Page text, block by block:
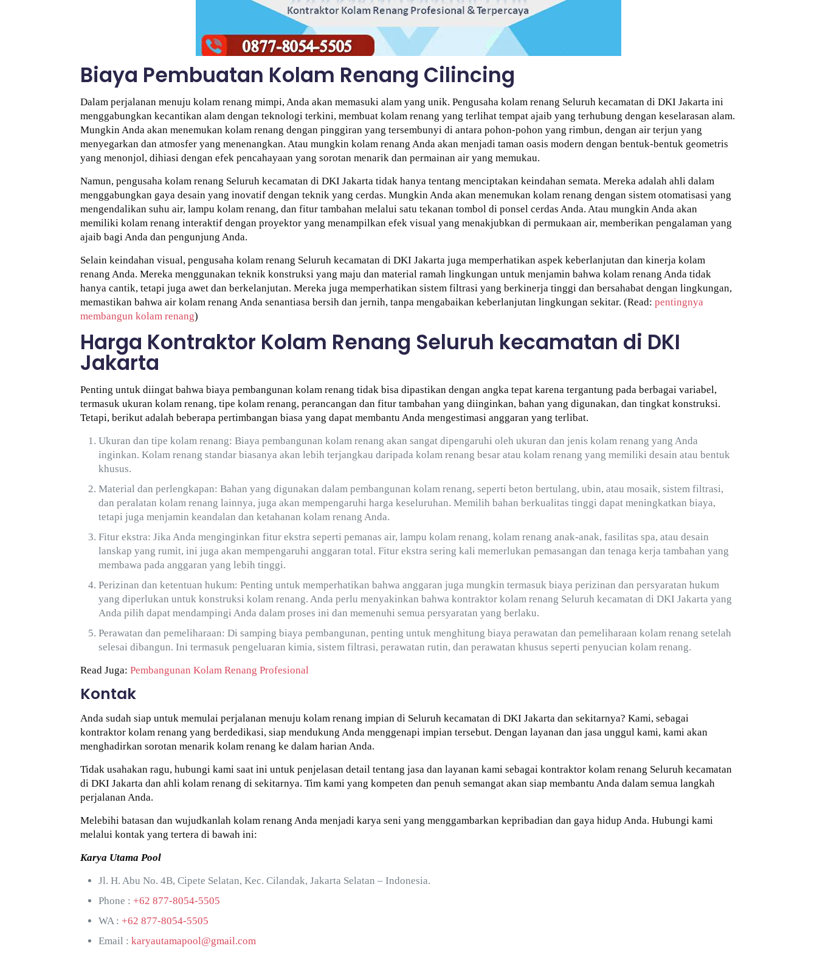
Biaya Pembuatan Kolam Renang Cilincing
Dalam perjalanan menuju kolam renang mimpi, Anda akan memasuki alam yang unik. Pengusaha kolam renang Seluruh kecamatan di DKI Jakarta ini
menggabungkan kecantikan alam dengan teknologi terkini, membuat kolam renang yang terlihat tempat ajaib yang terhubung dengan keselarasan alam.
Mungkin Anda akan menemukan kolam renang dengan pinggiran yang tersembunyi di antara pohon-pohon yang rimbun, dengan air terjun yang
menyegarkan dan atmosfer yang menenangkan. Atau mungkin kolam renang Anda akan menjadi taman oasis modern dengan bentuk-bentuk geometris
yang menonjol, dihiasi dengan efek pencahayaan yang sorotan menarik dan permainan air yang memukau.
Namun, pengusaha kolam renang Seluruh kecamatan di DKI Jakarta tidak hanya tentang menciptakan keindahan semata. Mereka adalah ahli dalam
menggabungkan gaya desain yang inovatif dengan teknik yang cerdas. Mungkin Anda akan menemukan kolam renang dengan sistem otomatisasi yang
mengendalikan suhu air, lampu kolam renang, dan fitur tambahan melalui satu tekanan tombol di ponsel cerdas Anda. Atau mungkin Anda akan
memiliki kolam renang interaktif dengan proyektor yang menampilkan efek visual yang menakjubkan di permukaan air, memberikan pengalaman yang
ajaib bagi Anda dan pengunjung Anda.
Selain keindahan visual, pengusaha kolam renang Seluruh kecamatan di DKI Jakarta juga memperhatikan aspek keberlanjutan dan kinerja kolam
renang Anda. Mereka menggunakan teknik konstruksi yang maju dan material ramah lingkungan untuk menjamin bahwa kolam renang Anda tidak
hanya cantik, tetapi juga awet dan berkelanjutan. Mereka juga memperhatikan sistem filtrasi yang berkinerja tinggi dan bersahabat dengan lingkungan,
memastikan bahwa air kolam renang Anda senantiasa bersih dan jernih, tanpa mengabaikan keberlanjutan lingkungan sekitar. (Read:pentingnya
membangun kolam renang)
Harga Kontraktor Kolam Renang Seluruh kecamatan di DKI
Jakarta
Penting untuk diingat bahwa biaya pembangunan kolam renang tidak bisa dipastikan dengan angka tepat karena tergantung pada berbagai variabel,
termasuk ukuran kolam renang, tipe kolam renang, perancangan dan fitur tambahan yang diinginkan, bahan yang digunakan, dan tingkat konstruksi.
Tetapi, berikut adalah beberapa pertimbangan biasa yang dapat membantu Anda mengestimasi anggaran yang terlibat.
Ukuran dan tipe kolam renang: Biaya pembangunan kolam renang akan sangat dipengaruhi oleh ukuran dan jenis kolam renang yang Anda
inginkan. Kolam renang standar biasanya akan lebih terjangkau daripada kolam renang besar atau kolam renang yang memiliki desain atau bentuk
khusus.
Material dan perlengkapan: Bahan yang digunakan dalam pembangunan kolam renang, seperti beton bertulang, ubin, atau mosaik, sistem filtrasi,
dan peralatan kolam renang lainnya, juga akan mempengaruhi harga keseluruhan. Memilih bahan berkualitas tinggi dapat meningkatkan biaya,
tetapi juga menjamin keandalan dan ketahanan kolam renang Anda.
Fitur ekstra: Jika Anda menginginkan fitur ekstra seperti pemanas air, lampu kolam renang, kolam renang anak-anak, fasilitas spa, atau desain
lanskap yang rumit, ini juga akan mempengaruhi anggaran total. Fitur ekstra sering kali memerlukan pemasangan dan tenaga kerja tambahan yang
membawa pada anggaran yang lebih tinggi.
Perizinan dan ketentuan hukum: Penting untuk memperhatikan bahwa anggaran juga mungkin termasuk biaya perizinan dan persyaratan hukum
yang diperlukan untuk konstruksi kolam renang. Anda perlu menyakinkan bahwa kontraktor kolam renang Seluruh kecamatan di DKI Jakarta yang
Anda pilih dapat mendampingi Anda dalam proses ini dan memenuhi semua persyaratan yang berlaku.
Perawatan dan pemeliharaan: Di samping biaya pembangunan, penting untuk menghitung biaya perawatan dan pemeliharaan kolam renang setelah
selesai dibangun. Ini termasuk pengeluaran kimia, sistem filtrasi, perawatan rutin, dan perawatan khusus seperti penyucian kolam renang.
Read Juga:Pembangunan Kolam Renang Profesional
Kontak
Anda sudah siap untuk memulai perjalanan menuju kolam renang impian di Seluruh kecamatan di DKI Jakarta dan sekitarnya? Kami, sebagai
kontraktor kolam renang yang berdedikasi, siap mendukung Anda menggenapi impian tersebut. Dengan layanan dan jasa unggul kami, kami akan
menghadirkan sorotan menarik kolam renang ke dalam harian Anda.
Tidak usahakan ragu, hubungi kami saat ini untuk penjelasan detail tentang jasa dan layanan kami sebagai kontraktor kolam renang Seluruh kecamatan
di DKI Jakarta dan ahli kolam renang di sekitarnya. Tim kami yang kompeten dan penuh semangat akan siap membantu Anda dalam semua langkah
perjalanan Anda.
Melebihi batasan dan wujudkanlah kolam renang Anda menjadi karya seni yang menggambarkan kepribadian dan gaya hidup Anda. Hubungi kami
melalui kontak yang tertera di bawah ini:
Karya Utama Pool
Jl. H. Abu No. 4B, Cipete Selatan, Kec. Cilandak, Jakarta Selatan – Indonesia.
Phone :+62 877-8054-5505
WA :+62 877-8054-5505
Email :karyautamapool@gmail.com